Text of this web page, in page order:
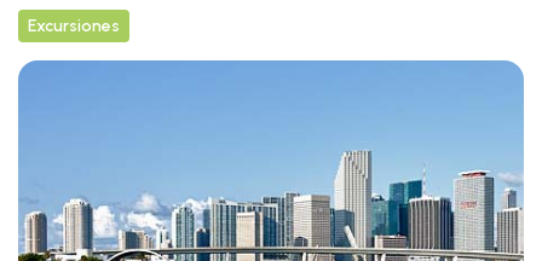
Excursiones